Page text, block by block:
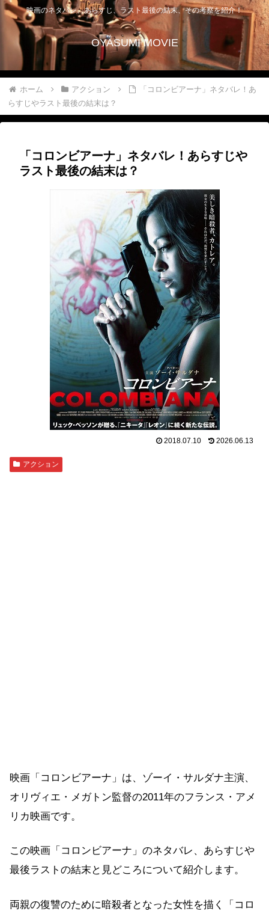
映画のネタバレ、あらすじ、ラスト最後の結末、その考察を紹介！
OYASUMI MOVIE
ホーム アクション
「コロンビアーナ」ネタバレ！あ
らすじやラスト最後の結末は？
「コロンビアーナ」ネタバレ！あらすじや
ラスト最後の結末は？
2018.07.10 2026.06.13
アクション
映画「コロンビアーナ」は、ゾーイ・サルダナ主演、
オリヴィエ・メガトン監督の2011年のフランス・アメ
リカ映画です。
この映画「コロンビアーナ」のネタバレ、あらすじや
最後ラストの結末と見どころについて紹介します。
両親の復讐のために暗殺者となった女性を描く「コロ